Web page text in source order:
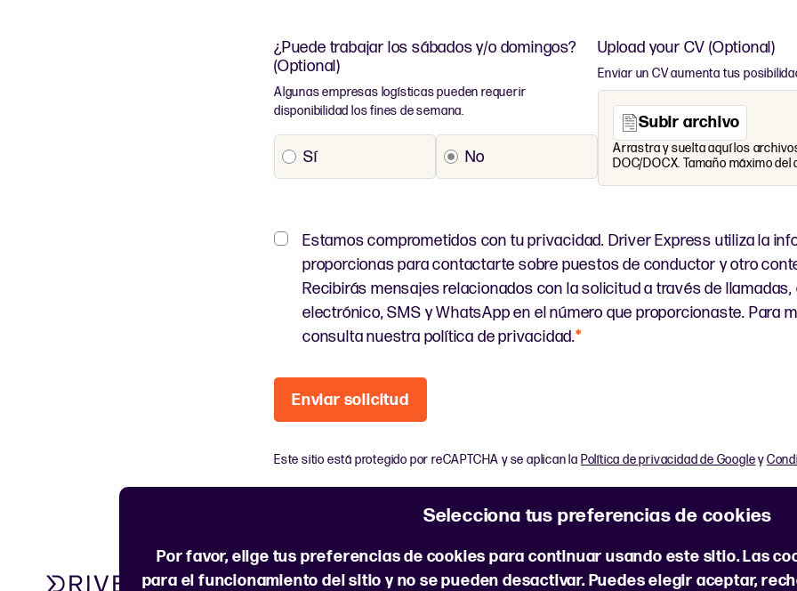
Selecciona tus preferencias de cookies
Por favor, elige tus preferencias de cookies para continuar usando este sitio. Las
para el funcionamiento del sitio y no se pueden desactivar. Puedes elegir aceptar,
¿Puede trabajar los sábados y/o domingos?
(Optional)
Algunas empresas logísticas pueden requerir
disponibilidad los fines de semana.
Sí No
Upload your CV (Optional)
Enviar un CV aumenta tus
Subir archivo
Arrastra y suelta aquí los
DOC/DOCX. Tamaño máximo del
Estamos comprometidos con tu privacidad. Driver Express utiliza la
proporcionas para contactarte sobre puestos de conductor y otro
Recibirás mensajes relacionados con la solicitud a través de llamadas,
electrónico, SMS y WhatsApp en el número que proporcionaste. Para
consulta nuestra política de privacidad.*
Enviar solicitud
Este sitio está protegido por reCAPTCHA y se aplican la Política de privacidad de Googley
Síganos
Sobre nosotrosPreguntas
Preferencias de cookies